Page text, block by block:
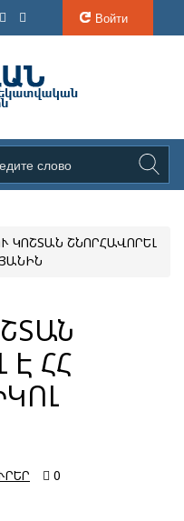
Войти
ԿՈՇՏԱՆ ՇՆՈՐՀԱՎՈՐԵԼ
Է ՀՀ
0